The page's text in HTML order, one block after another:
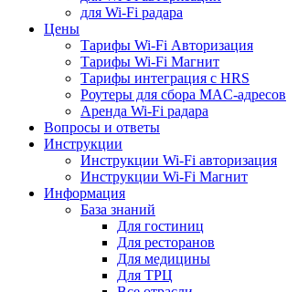
для Wi-Fi радара
Цены
Тарифы Wi-Fi Авторизация
Тарифы Wi-Fi Магнит
Тарифы интеграция с HRS
Роутеры для сбора MAC-адресов
Аренда Wi-Fi радара
Вопросы и ответы
Инструкции
Инструкции Wi-Fi авторизация
Инструкции Wi-Fi Магнит
Информация
База знаний
Для гостиниц
Для ресторанов
Для медицины
Для ТРЦ